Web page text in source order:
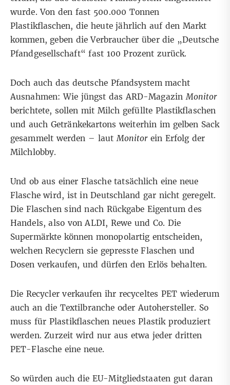
wurde. Von den fast 500.000 Tonnen
Plastikflaschen, die heute jährlich auf den Markt
kommen, geben die Verbraucher über die „Deutsche
Pfandgesellschaft“ fast 100 Prozent zurück.
Doch auch das deutsche Pfandsystem macht
Ausnahmen: Wie jüngst das ARD-MagazinMonitor
berichtete, sollen mit Milch gefüllte Plastikflaschen
und auch Getränkekartons weiterhin im gelben Sack
gesammelt werden – lautMonitorein Erfolg der
Milchlobby.
Und ob aus einer Flasche tatsächlich eine neue
Flasche wird, ist in Deutschland gar nicht geregelt.
Die Flaschen sind nach Rückgabe Eigentum des
Handels, also von ALDI, Rewe und Co. Die
Supermärkte können monopolartig entscheiden,
welchen Recyclern sie gepresste Flaschen und
Dosen verkaufen, und dürfen den Erlös behalten.
Die Recycler verkaufen ihr recyceltes PET wiederum
auch an die Textilbranche oder Autohersteller. So
muss für Plastikflaschen neues Plastik produziert
werden. Zurzeit wird nur aus etwa jeder dritten
PET-Flasche eine neue.
So würden auch die EU-Mitgliedstaaten gut daran